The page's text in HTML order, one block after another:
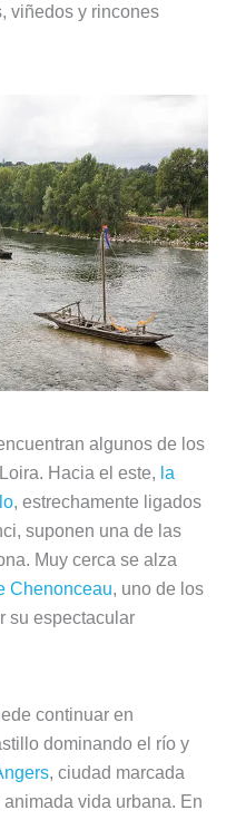
viñedos y rincones
algunos de los
Hacia el este, la
, estrechamente ligados
suponen una de las
Muy cerca se alza
Chenonceau, uno de los
su espectacular
continuar en
dominando el río y
, ciudad marcada
vida urbana. En